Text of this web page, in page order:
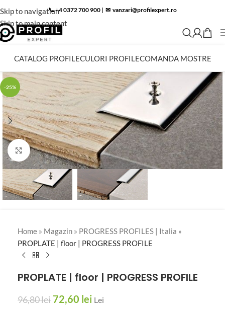
Skip to navigation
Skip to main content
📞 +4 0372 700 900 | ✉︎ vanzari@profilexpert.ro
CATALOG PROFILECULORI PROFILECOMANDA MOSTRE
-25%
Click to enlarge
Home » Magazin » PROGRESS PROFILES | Italia »
PROPLATE | floor | PROGRESS PROFILE
PROPLATE | floor | PROGRESS PROFILE
96,80lei 72,60 lei Lei